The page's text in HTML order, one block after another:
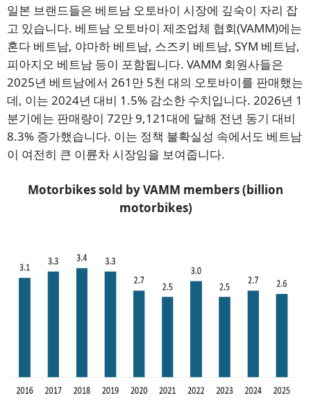
일본 브랜드들은 베트남 오토바이 시장에 깊숙이 자리 잡
고 있습니다. 베트남 오토바이 제조업체 협회(VAMM)에는
혼다 베트남, 야마하 베트남, 스즈키 베트남, SYM 베트남,
피아지오 베트남 등이 포함됩니다. VAMM 회원사들은
2025년 베트남에서 261만 5천 대의 오토바이를 판매했는
데, 이는 2024년 대비 1.5% 감소한 수치입니다. 2026년 1
분기에는 판매량이 72만 9,121대에 달해 전년 동기 대비
8.3% 증가했습니다. 이는 정책 불확실성 속에서도 베트남
이 여전히 큰 이륜차 시장임을 보여줍니다.
Motorbikes sold by VAMM members (billion
motorbikes)